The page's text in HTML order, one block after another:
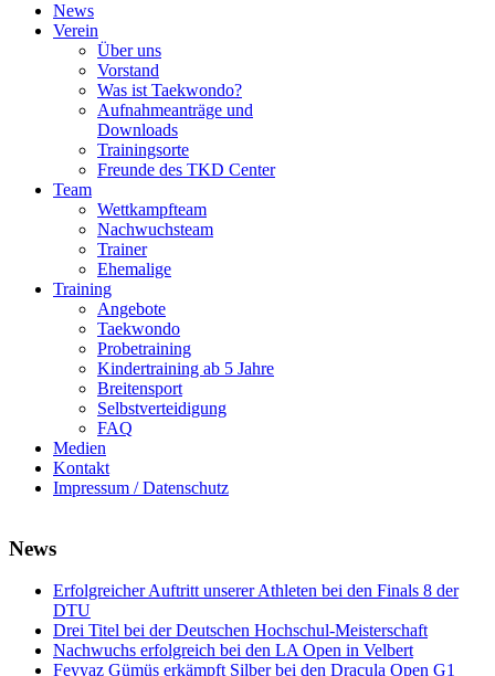
News
Verein
Über uns
Vorstand
Was ist Taekwondo?
Aufnahmeanträge und
Downloads
Trainingsorte
Freunde des TKD Center
Team
Wettkampfteam
Nachwuchsteam
Trainer
Ehemalige
Training
Angebote
Taekwondo
Probetraining
Kindertraining ab 5 Jahre
Breitensport
Selbstverteidigung
FAQ
Medien
Kontakt
Impressum / Datenschutz
News
Erfolgreicher Auftritt unserer Athleten bei den Finals 8 der
DTU
Drei Titel bei der Deutschen Hochschul-Meisterschaft
Nachwuchs erfolgreich bei den LA Open in Velbert
Feyyaz Gümüs erkämpft Silber bei den Dracula Open G1